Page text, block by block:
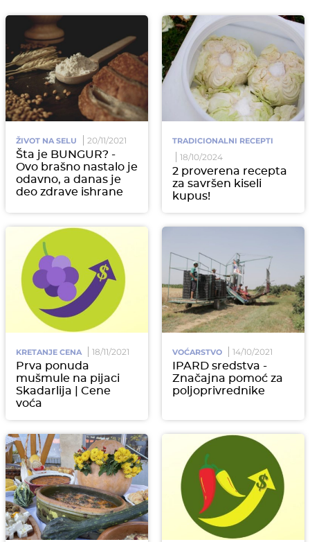
ŽIVOT NA SELU 20/11/2021
Šta je BUNGUR? -
Ovo brašno nastalo je
odavno, a danas je
deo zdrave ishrane
TRADICIONALNI RECEPTI
18/10/2024
2 proverena recepta
za savršen kiseli
kupus!
KRETANJE CENA 18/11/2021
Prva ponuda
mušmule na pijaci
Skadarlija | Cene
voća
VOĆARSTVO 14/10/2021
IPARD sredstva -
Značajna pomoć za
poljoprivrednike